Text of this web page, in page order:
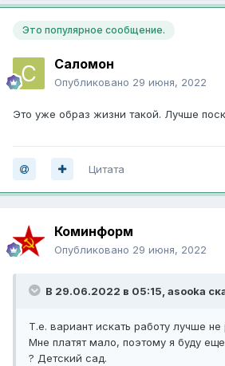
Это популярное сообщение.
Саломон
Опубликовано 29 июня, 2022
Это уже образ жизни такой. Лучше
Цитата
Коминформ
Опубликовано 29 июня, 2022
В 29.06.2022 в 05:15, asooka
Т.е. вариант искать работу лучше
Мне платят мало, поэтому я буду
? Детский сад.